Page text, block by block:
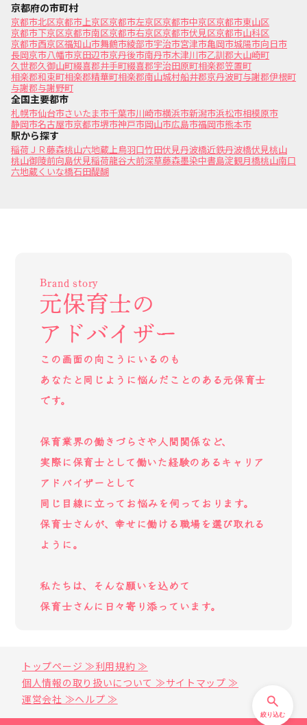
絞り込む
京都府の市町村
京都市北区京都市上京区京都市左京区京都市中京区京都市東山区
京都市下京区京都市南区京都市右京区京都市伏見区京都市山科区
京都市西京区福知山市舞鶴市綾部市宇治市宮津市亀岡市城陽市向日市
長岡京市八幡市京田辺市京丹後市南丹市木津川市乙訓郡大山崎町
久世郡久御山町綴喜郡井手町綴喜郡宇治田原町相楽郡笠置町
相楽郡和束町相楽郡精華町相楽郡南山城村船井郡京丹波町与謝郡伊根町
与謝郡与謝野町
全国主要都市
札幌市仙台市さいたま市千葉市川崎市横浜市新潟市浜松市相模原市
静岡市名古屋市京都市堺市神戸市岡山市広島市福岡市熊本市
駅から探す
稲荷ＪＲ藤森桃山六地蔵上鳥羽口竹田伏見丹波橋近鉄丹波橋伏見桃山
桃山御陵前向島伏見稲荷龍谷大前深草藤森墨染中書島淀観月橋桃山南口
六地蔵くいな橋石田醍醐
Brand story
元保育士の
アドバイザー
この画面の向こうにいるのも
あなたと同じように悩んだことのある元保育士
です。
保育業界の働きづらさや人間関係など、
実際に保育士として働いた経験のあるキャリア
アドバイザーとして
同じ目線に立ってお悩みを伺っております。
保育士さんが、幸せに働ける職場を選び取れる
ように。
私たちは、そんな願いを込めて
保育士さんに日々寄り添っています。
トップページ ≫利用規約 ≫
個人情報の取り扱いについて ≫サイトマップ ≫
運営会社 ≫ヘルプ ≫